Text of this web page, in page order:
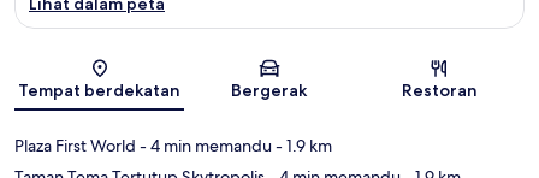
Tempat berdekatan Bergerak Restoran
Plaza First World - 4 min memandu- 1.9 km